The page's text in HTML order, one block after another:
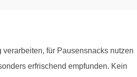
für Pausensnacks nutzen
erfrischend empfunden. Kein